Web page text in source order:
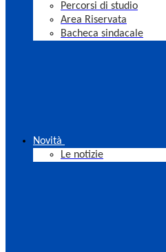
Percorsi di studio
Area Riservata
Bacheca sindacale
Novità
Le notizie